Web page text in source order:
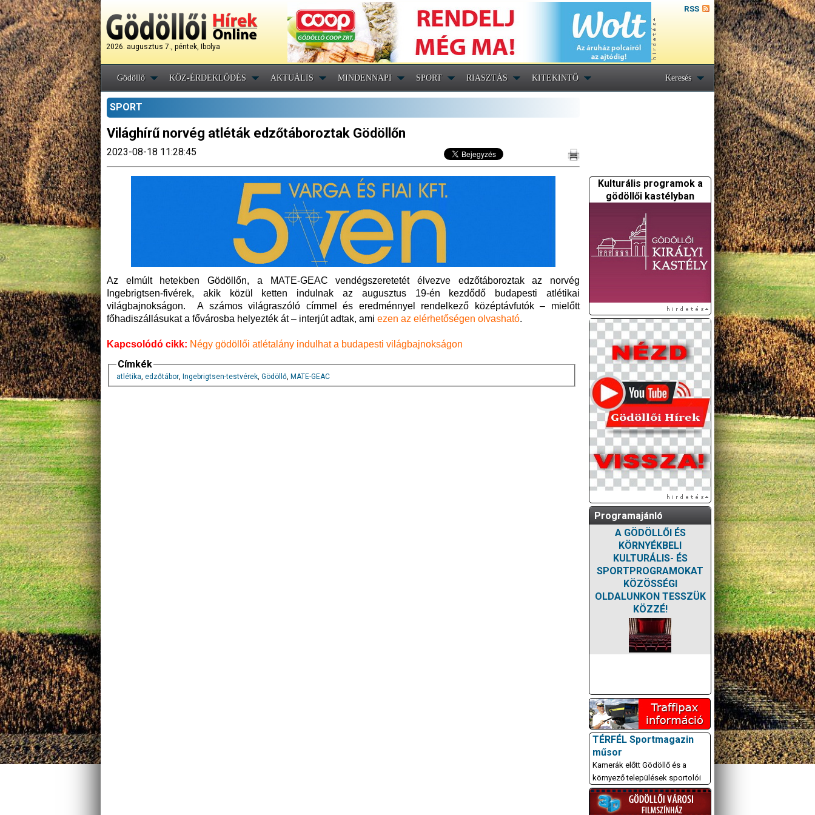
2026. augusztus 7., péntek, Ibolya
RSS
Gödöllő KÖZ-ÉRDEKLŐDÉS AKTUÁLIS MINDENNAPI SPORT RIASZTÁS KITEKINTŐ Keresés
SPORT
Világhírű norvég atléták edzőtáboroztak Gödöllőn
2023-08-18 11:28:45
Az elmúlt hetekben Gödöllőn, a MATE-GEAC vendégszeretetét élvezve edzőtáboroztak az norvég
Ingebrigtsen-fivérek, akik közül ketten indulnak az augusztus 19-én kezdődő budapesti atlétikai
világbajnokságon. A számos világraszóló címmel és eredménnyel rendelkező középtávfutók – mielőtt
főhadiszállásukat a fővárosba helyezték át – interjút adtak, ami ezen az elérhetőségen olvasható.
Kapcsolódó cikk: Négy gödöllői atlétalány indulhat a budapesti világbajnokságon
Címkék
atlétika, edzőtábor, Ingebrigtsen-testvérek, Gödöllő, MATE-GEAC
Kulturális programok a
gödöllői kastélyban
Programajánló
A GÖDÖLLŐI ÉS
KÖRNYÉKBELI
KULTURÁLIS- ÉS
SPORTPROGRAMOKAT
KÖZÖSSÉGI
OLDALUNKON TESSZÜK
KÖZZÉ!
TÉRFÉL Sportmagazin
műsor
Kamerák előtt Gödöllő és a
környező települések sportolói